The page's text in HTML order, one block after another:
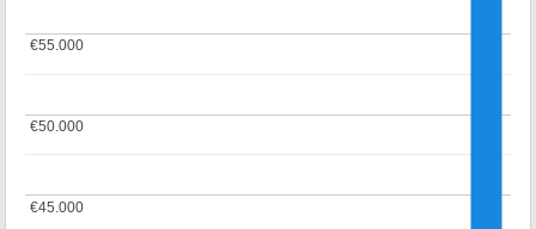
€45.000
€45.000
€50.000
€50.000
€55.000
€55.000